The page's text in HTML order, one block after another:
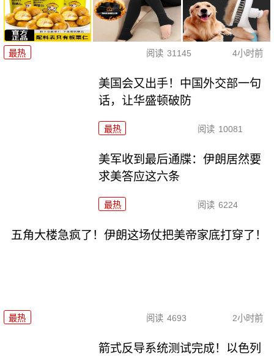
最热 阅读 31145 4小时前
美国会又出手！中国外交部一句
话，让华盛顿破防
最热 阅读 10081
美军收到最后通牒：伊朗居然要
求美答应这六条
最热 阅读 6224
五角大楼急疯了！伊朗这场仗把美帝家底打穿了！
最热 阅读 4693 2小时前
箭式反导系统测试完成！以色列